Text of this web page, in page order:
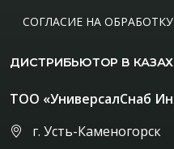
СОГЛАСИЕ НА
ДИСТРИБЬЮТОР В
ТОО «УниверсалСнаб
г. Усть-Каменогорск